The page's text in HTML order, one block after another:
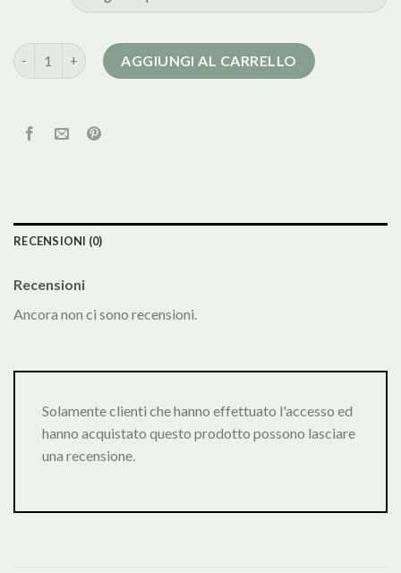
pelliccia cappotto quantitàAGGIUNGI AL CARRELLO
RECENSIONI (0)
Recensioni
Ancora non ci sono recensioni.
Solamente clienti che hanno effettuato l'accesso ed
hanno acquistato questo prodotto possono lasciare
una recensione.